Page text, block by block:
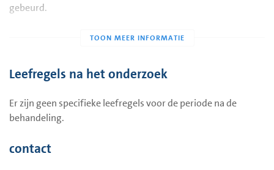
gebeurd.
De behandeling is geen garantie voor het wegblijven van de
Leefregels na het onderzoek
Er zijn geen specifieke leefregels voor de periode na de
behandeling.
contact